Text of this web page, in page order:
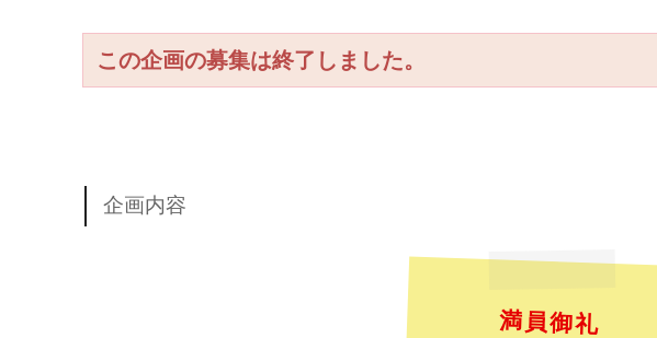
この企画の募集は終了しました。
企画内容
満員御礼